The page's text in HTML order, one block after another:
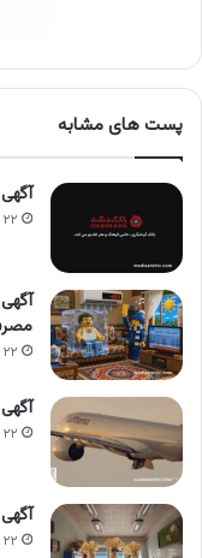
پست های مشابه
۲۲ می ۲۰۲۶
۲۲ می ۲۰۲۶
۲۲ می ۲۰۲۶
۲۲ می ۲۰۲۶